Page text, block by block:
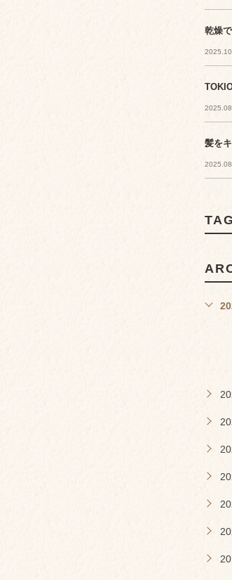
乾燥
髪を
TAG